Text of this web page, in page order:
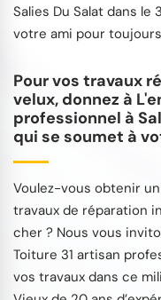
Salies Du Salat dans
votre ami pour
Pour vos travaux
velux, donnez à
professionnel à
qui se soumet à
Voulez-vous obtenir
travaux de réparation
cher ? Nous vous
Toiture 31 artisan
vos travaux dans ce